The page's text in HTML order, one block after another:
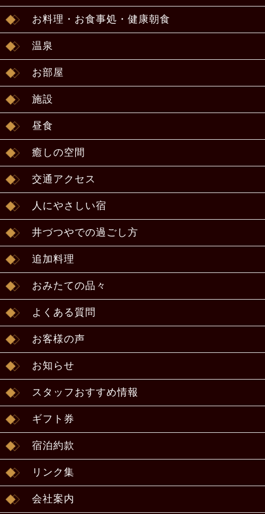
お料理・お食事処・健康朝食
温泉
お部屋
施設
昼食
癒しの空間
交通アクセス
人にやさしい宿
井づつやでの過ごし方
追加料理
おみたての品々
よくある質問
お客様の声
お知らせ
スタッフおすすめ情報
ギフト券
宿泊約款
リンク集
会社案内